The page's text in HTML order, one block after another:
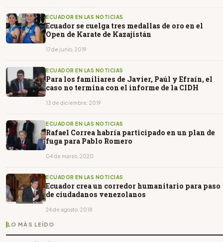
ECUADOR EN LAS NOTICIAS
Ecuador se cuelga tres medallas de oro en el
Open de Karate de Kazajistán
17 de junio, 2019
ECUADOR EN LAS NOTICIAS
Para los familiares de Javier, Paúl y Efraín, el
caso no termina con el informe de la CIDH
13 de diciembre, 2019
ECUADOR EN LAS NOTICIAS
Rafael Correa habría participado en un plan de
fuga para Pablo Romero
04 de marzo, 2020
ECUADOR EN LAS NOTICIAS
Ecuador crea un corredor humanitario para paso
de ciudadanos venezolanos
24 de agosto, 2018
LO MÁS LEÍDO